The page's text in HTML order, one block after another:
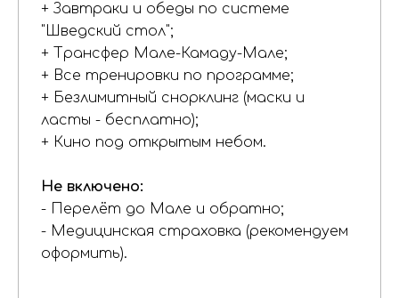
+ Завтраки и обеды по системе
"Шведский стол";
+ Трансфер Мале-Камаду-Мале;
+ Все тренировки по программе;
+ Безлимитный снорклинг (маски и
ласты - бесплатно);
+ Кино под открытым небом.
Не включено:
- Перелёт до Мале и обратно;
- Медицинская страховка (рекомендуем
оформить).